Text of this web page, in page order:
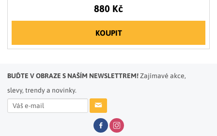
880 Kč
KOUPIT
BUĎTE V OBRAZE S NAŠÍM NEWSLETTREM!Zajímavé akce,
slevy, trendy a novinky.